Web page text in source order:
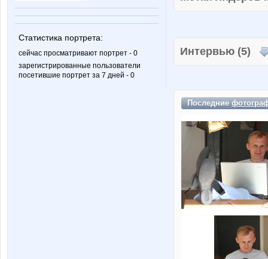
Статистика портрета:
сейчас просматривают портрет - 0
зарегистрированные пользователи
посетившие портрет за 7 дней - 0
Интервью (5)
Последние